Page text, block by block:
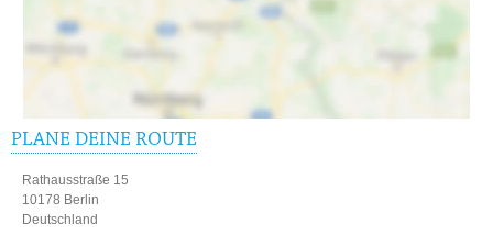
PLANE DEINE ROUTE
Rathausstraße 15
10178 Berlin
Deutschland